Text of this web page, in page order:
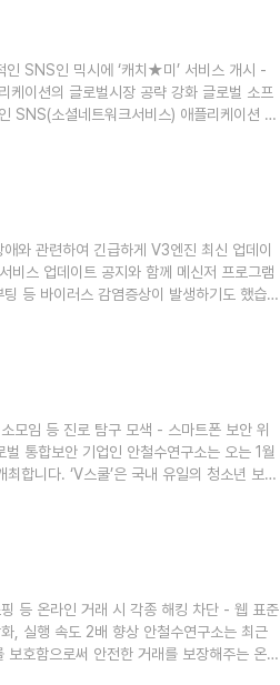
인 SNS인 믹시에 ‘캐치★미’ 서비스 개시 -
케이션의 글로벌시장 공략 강화 글로벌 소프
SNS(소셜네트워크서비스) 애플리케이션 제
인 믹시(Mixi, http://mixi.jp)에 서비스 개시
와 관련하여 긴급하게 V3엔진 최신 업데이
비스 업데이트 공지와 함께 메신저 프로그램
등 바이러스 감염증상이 발생하기도 했습니
는 반드시 V3를 최신 엔진으로 업데이트하
모임 등 진로 탐구 모색 - 스마트폰 보안 위
통합보안 기업인 안철수연구소는 오는 1월
합니다. ‘V스쿨’은 국내 유일의 청소년 보안
소년 보안 꿈나무를 육성하기 위해 마련됐습
등 온라인 거래 시 각종 해킹 차단 - 웹 표준
, 실행 속도 2배 향상 안철수연구소는 최근
호함으로써 안전한 거래를 보장해주는 온라